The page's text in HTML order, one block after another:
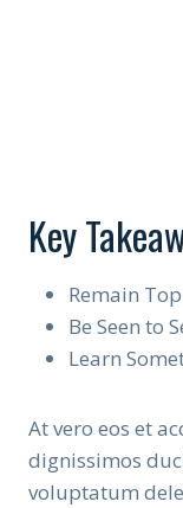
Key
Remain
Be Seen to
Learn
At vero eos et
dignissimos
voluptatum